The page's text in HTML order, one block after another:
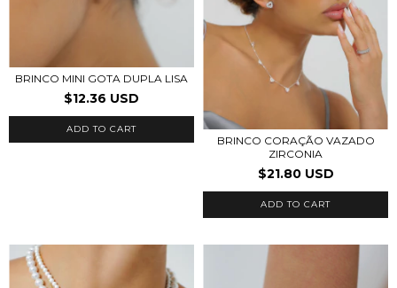
BRINCO MINI GOTA DUPLA LISA
$12.36 USD
ADD TO CART
BRINCO CORAÇÃO VAZADO
ZIRCONIA
$21.80 USD
ADD TO CART